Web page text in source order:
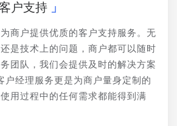
户支持
商户提供优质的客户支持服务。无
是技术上的问题，商户都可以随时
团队，我们会提供及时的解决方案
户经理服务更是为商户量身定制的
用过程中的任何需求都能得到满